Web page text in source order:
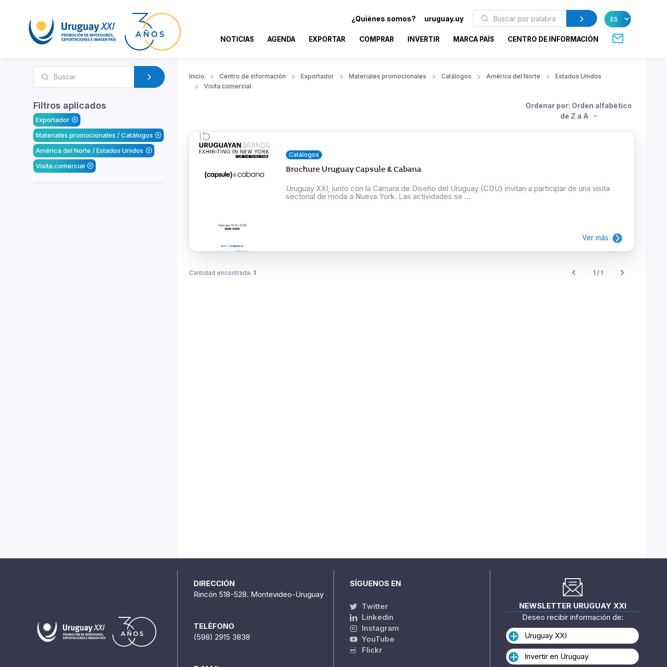
¿Quiénes somos? uruguay.uy
NOTICIAS AGENDA EXPORTAR COMPRAR INVERTIR MARCA PAÍS CENTRO DE INFORMACIÓN
Filtros aplicados
Exportador
Materiales promocionales / Catálogos
América del Norte / Estados Unidos
Visita comercial
Inicio Centro de información Exportador Materiales promocionales Catálogos América del Norte
Estados Unidos
Visita comercial
Ordenar por: Orden alfabético
de Z a A
Catálogos
Brochure Uruguay Capsule & Cabana
Uruguay XXI, junto con la Cámara de Diseño del Uruguay (CDU) invitan a participar de una visita
sectorial de moda a Nueva York. Las actividades se ...
Ver más
Cantidad encontrada: 1 1 / 1
DIRECCIÓN
Rincón 518-528. Montevideo-Uruguay
TELÉFONO
(598) 2915 3838
SÍGUENOS EN
Twitter
Linkedin
Instagram
YouTube
Flickr
NEWSLETTER URUGUAY XXI
Deseo recibir información de:
Uruguay XXI
Invertir en Uruguay